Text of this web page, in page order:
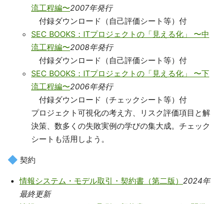
流工程編〜2007年発行
付録ダウンロード（自己評価シート等）付
SEC BOOKS：ITプロジェクトの「見える化」 〜中
流工程編〜2008年発行
付録ダウンロード（自己評価シート等）付
SEC BOOKS：ITプロジェクトの「見える化」 〜下
流工程編〜2006年発行
付録ダウンロード（チェックシート等）付
プロジェクト可視化の考え方、リスク評価項目と解
決策、数多くの失敗実例の学びの集大成。チェック
シートも活用しよう。
契約
情報システム・モデル取引・契約書（第二版） 2024年
最終更新